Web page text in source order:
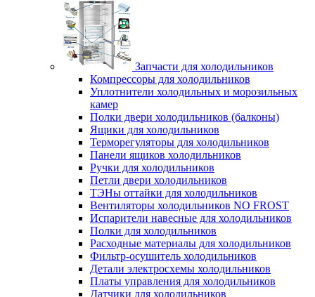
Запчасти для холодильников
Компрессоры для холодильников
Уплотнители холодильных и морозильных
камер
Полки двери холодильников (балконы)
Ящики для холодильников
Терморегуляторы для холодильников
Панели ящиков холодильников
Ручки для холодильников
Петли двери холодильников
ТЭНы оттайки для холодильников
Вентиляторы холодильников NO FROST
Испарители навесные для холодильников
Полки для холодильников
Расходные материалы для холодильников
Фильтр-осушитель холодильников
Детали электросхемы холодильников
Платы управления для холодильников
Датчики для холодильников